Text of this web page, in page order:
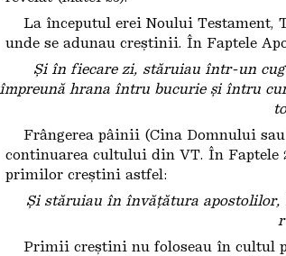
La începutul erei Noului
unde se adunau creștinii. În Faptele
Și în fiecare zi, stăruiau într-un
împreună hrana întru bucurie și întru
Frângerea pâinii (Cina Domnului
continuarea cultului din VT. În Faptele
primilor creștini astfel:
Și stăruiau în învățătura
Primii creștini nu foloseau în cultul